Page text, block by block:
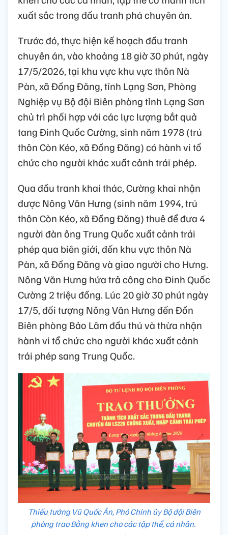
xuất sắc trong đấu tranh phá chuyên án.
Trước đó, thực hiện kế hoạch đấu tranh
chuyên án, vào khoảng 18 giờ 30 phút, ngày
17/5/2026, tại khu vực khu vực thôn Nà
Pàn, xã Đồng Đăng, tỉnh Lạng Sơn, Phòng
Nghiệp vụ Bộ đội Biên phòng tỉnh Lạng Sơn
chủ trì phối hợp với các lực lượng bắt quả
tang Đinh Quốc Cường, sinh năm 1978 (trú
thôn Còn Kéo, xã Đồng Đăng) có hành vi tổ
chức cho người khác xuất cảnh trái phép.
Qua đấu tranh khai thác, Cường khai nhận
được Nông Văn Hưng (sinh năm 1994, trú
thôn Còn Kéo, xã Đồng Đăng) thuê để đưa 4
người đàn ông Trung Quốc xuất cảnh trái
phép qua biên giới, đến khu vực thôn Nà
Pàn, xã Đồng Đăng và giao người cho Hưng.
Nông Văn Hưng hứa trả công cho Đinh Quốc
Cường 2 triệu đồng. Lúc 20 giờ 30 phút ngày
17/5, đối tượng Nông Văn Hưng đến Đồn
Biên phòng Bảo Lâm đầu thú và thừa nhận
hành vi tổ chức cho người khác xuất cảnh
trái phép sang Trung Quốc.
Thiếu tướng Vũ Quốc Ân, Phó Chính ủy Bộ đội Biên
phòng trao Bằng khen cho các tập thể, cá nhân.